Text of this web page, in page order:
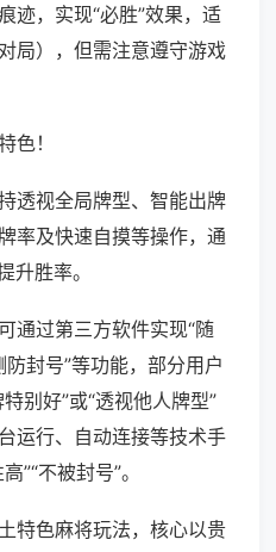
迹，实现“必胜”效果，适
局），但需注意遵守游戏
色！
透视全局牌型、智能出牌
率及快速自摸等操作，通
升胜率。
通过第三方软件实现“随
防封号”等功能，部分用户
别好”或“透视他人牌型”
运行、自动连接等技术手
”“不被封号”。
特色麻将玩法，核心以贵